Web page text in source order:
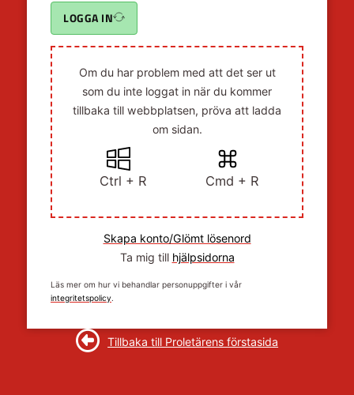
LOGGA IN
Om du har problem med att det ser ut
som du inte loggat in när du kommer
tillbaka till webbplatsen, pröva att ladda
om sidan.
Ctrl + R Cmd + R
Skapa konto/Glömt lösenord
Ta mig till hjälpsidorna
Läs mer om hur vi behandlar personuppgifter i vår
integritetspolicy.
Tillbaka till Proletärens förstasida